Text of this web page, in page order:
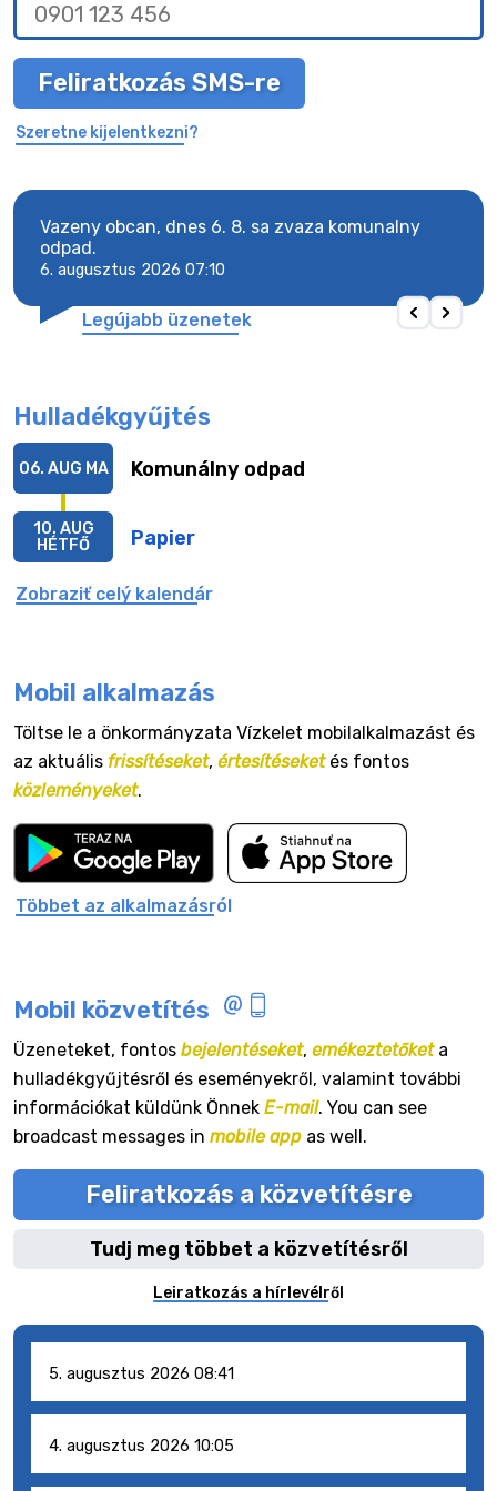
Feliratkozás SMS-re
Szeretne kijelentkezni?
Vazeny obcan, dnes 6. 8. sa zvaza komunalny
odpad.
6. augusztus 2026 07:10
Legújabb üzenetek
Hulladékgyűjtés
Komunálny odpad
06. AUG MA
Papier
10. AUG
HÉTFŐ
Zobraziť celý kalendár
Mobil alkalmazás
Töltse le a önkormányzata Vízkelet mobilalkalmazást és
az aktuális frissítéseket, értesítéseketés fontos
közleményeket.
Többet az alkalmazásról
Mobil közvetítés
Üzeneteket, fontos bejelentéseket, emékeztetőketa
hulladékgyűjtésről és eseményekről, valamint további
információkat küldünk Önnek E-mail. You can see
broadcast messages in mobile app as well.
Feliratkozás a közvetítésre
Tudj meg többet a közvetítésről
Leiratkozás a hírlevélről
5. augusztus 2026 08:41
4. augusztus 2026 10:05